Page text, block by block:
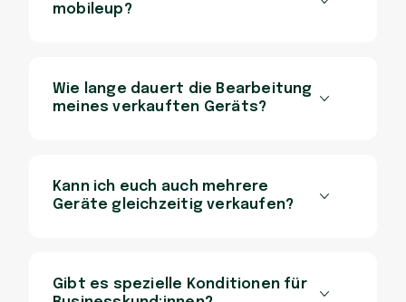
mobileup?
Wie lange dauert die Bearbeitung
meines verkauften Geräts?
Kann ich euch auch mehrere
Geräte gleichzeitig verkaufen?
Gibt es spezielle Konditionen für